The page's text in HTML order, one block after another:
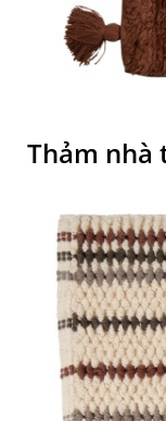
Thảm nhà